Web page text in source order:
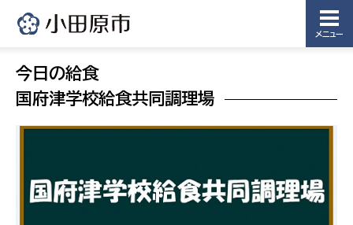
メニュー
今日の給食
国府津学校給食共同調理場